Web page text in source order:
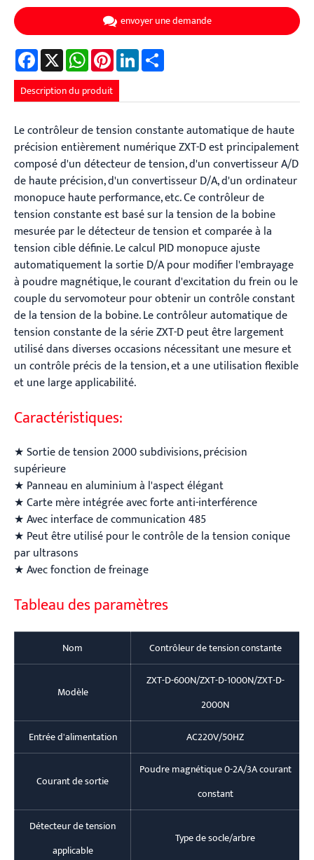
envoyer une demande
Facebook
X WhatsAppPinterestLinkedIn
Description du produit
Le contrôleur de tension constante automatique de haute
précision entièrement numérique ZXT-D est principalement
composé d'un détecteur de tension, d'un convertisseur A/D
de haute précision, d'un convertisseur D/A, d'un ordinateur
monopuce haute performance, etc. Ce contrôleur de
tension constante est basé sur la tension de la bobine
mesurée par le détecteur de tension et comparée à la
tension cible définie. Le calcul PID monopuce ajuste
automatiquement la sortie D/A pour modifier l'embrayage
à poudre magnétique, le courant d'excitation du frein ou le
couple du servomoteur pour obtenir un contrôle constant
de la tension de la bobine. Le contrôleur automatique de
tension constante de la série ZXT-D peut être largement
utilisé dans diverses occasions nécessitant une mesure et
un contrôle précis de la tension, et a une utilisation flexible
et une large applicabilité.
Caractéristiques:
★ Sortie de tension 2000 subdivisions, précision
supérieure
★ Panneau en aluminium à l'aspect élégant
★ Carte mère intégrée avec forte anti-interférence
★ Avec interface de communication 485
★ Peut être utilisé pour le contrôle de la tension conique
par ultrasons
★ Avec fonction de freinage
Tableau des paramètres
Nom Contrôleur de tension constante
Modèle
ZXT-D-600N/ZXT-D-1000N/ZXT-D-
2000N
Entrée d'alimentation
AC220V/50HZ
Courant de sortie
Poudre magnétique 0-2A/3A courant
constant
Détecteur de tension
applicable
Type de socle/arbre